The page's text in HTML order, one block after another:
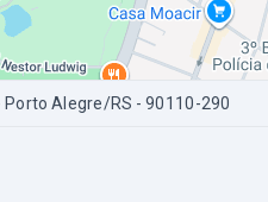
Porto Alegre/RS - 90110-290